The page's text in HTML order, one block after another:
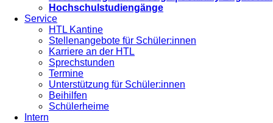
Hochschulstudiengänge
Service
HTL Kantine
Stellenangebote für Schüler:innen
Karriere an der HTL
Sprechstunden
Termine
Unterstützung für Schüler:innen
Beihilfen
Schülerheime
Intern